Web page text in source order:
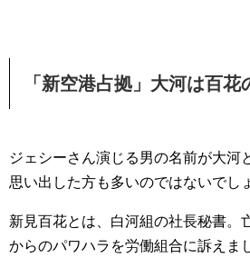
「新空港占拠」大河は百花
ジェシーさん演じる男の名前が大河
思い出した方も多いのではないでし
新見百花とは、白河組の社長秘書。
からのパワハラを労働組合に訴えま